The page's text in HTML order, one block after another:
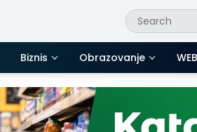
Biznis Obrazovanje WEB